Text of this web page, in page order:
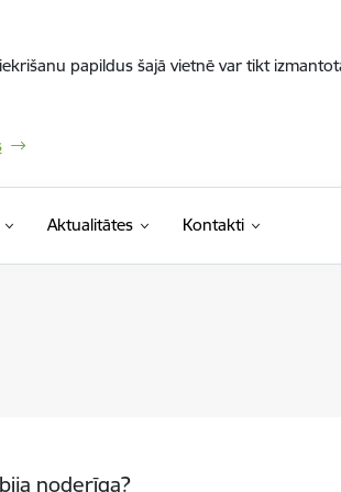
papildus šajā vietnē var tikt
Aktualitātes Kontakti
noderīga?